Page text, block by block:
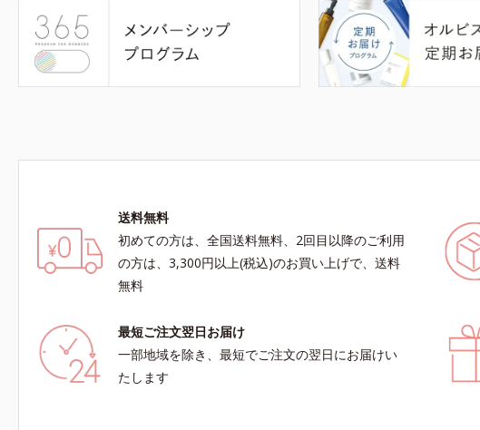
送料無料
初めての方は、全国送料無料、2回目以降のご利用
の方は、3,300円以上(税込)のお買い上げで、送料
無料
最短ご注文翌日お届け
一部地域を除き、最短でご注文の翌日にお届けい
たします